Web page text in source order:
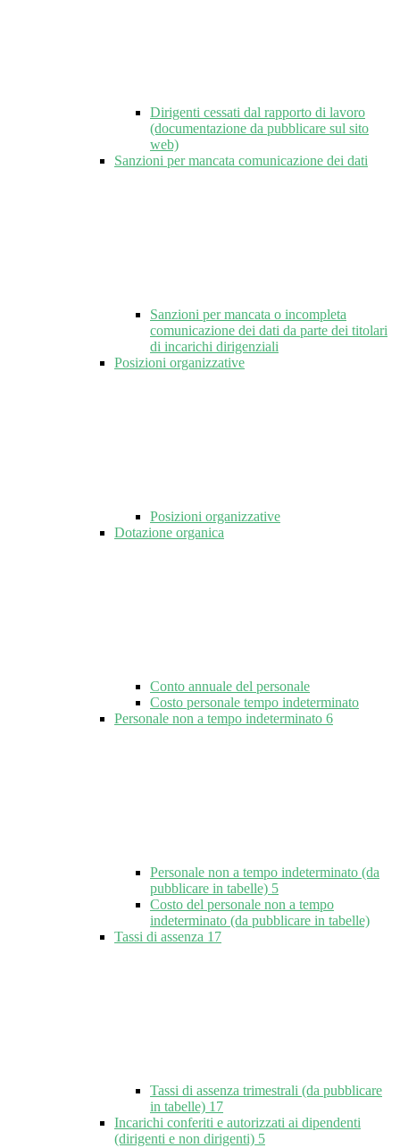
Dirigenti cessati dal rapporto di lavoro
(documentazione da pubblicare sul sito
web)
Sanzioni per mancata comunicazione dei dati
Sanzioni per mancata o incompleta
comunicazione dei dati da parte dei titolari
di incarichi dirigenziali
Posizioni organizzative
Posizioni organizzative
Dotazione organica
Conto annuale del personale
Costo personale tempo indeterminato
Personale non a tempo indeterminato 6
Personale non a tempo indeterminato (da
pubblicare in tabelle) 5
Costo del personale non a tempo
indeterminato (da pubblicare in tabelle)
Tassi di assenza 17
Tassi di assenza trimestrali (da pubblicare
in tabelle) 17
Incarichi conferiti e autorizzati ai dipendenti
(dirigenti e non dirigenti) 5